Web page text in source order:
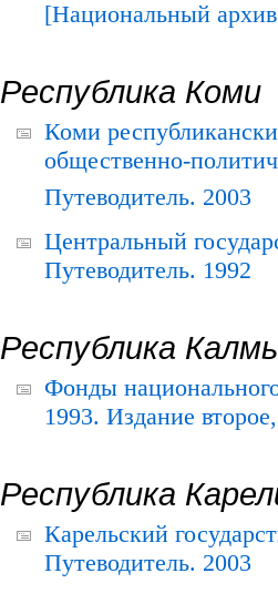
[Национальный
Республика Коми
Коми
общественно-
Путеводитель. 2003
Центральный
Путеводитель. 1992
Республика
Фонды
1993. Издание
Республика
Карельский
Путеводитель. 2003